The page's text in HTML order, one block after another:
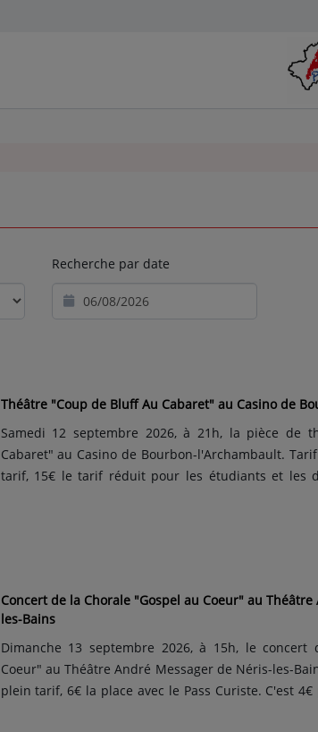
Recherche par date
Théâtre "Coup de Bluff Au Cabaret" au Casino de
Samedi 12 septembre 2026, à 21h, la pièce de
Cabaret" au Casino de Bourbon-l'Archambault.
tarif, 15€ le tarif réduit pour les étudiants et les
Concert de la Chorale "Gospel au Coeur" au
les-Bains
Dimanche 13 septembre 2026, à 15h, le concert
Coeur" au Théâtre André Messager de Néris-les-
plein tarif, 6€ la place avec le Pass Curiste. C'est